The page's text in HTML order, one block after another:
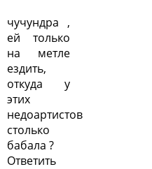
чучундра ,
ей только
на метле
ездить,
откуда у
этих
недоартистов
столько
бабала ?
Ответить